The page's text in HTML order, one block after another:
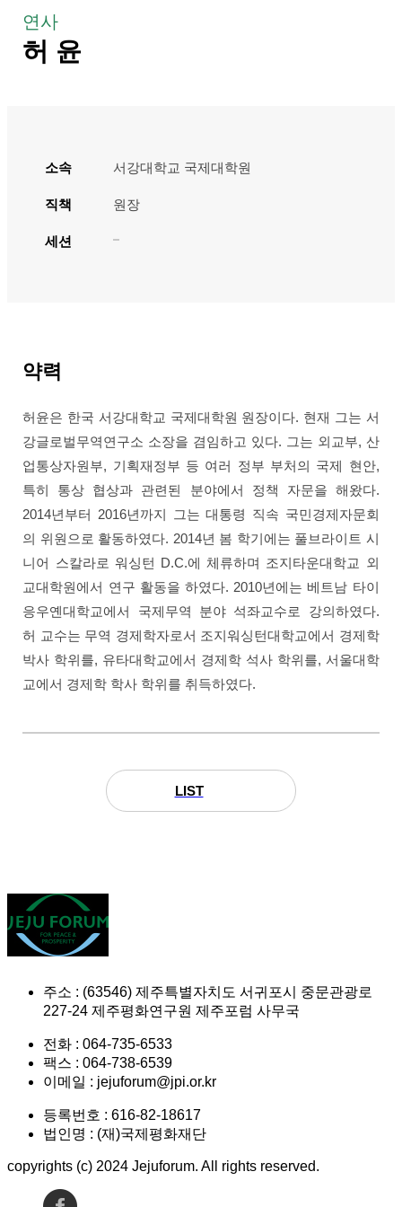
연사
허 윤
소속 서강대학교 국제대학원
직책 원장
세션
약력
허윤은 한국 서강대학교 국제대학원 원장이다. 현재 그는 서
강글로벌무역연구소 소장을 겸임하고 있다. 그는 외교부, 산
업통상자원부, 기획재정부 등 여러 정부 부처의 국제 현안,
특히 통상 협상과 관련된 분야에서 정책 자문을 해왔다.
2014년부터 2016년까지 그는 대통령 직속 국민경제자문회
의 위원으로 활동하였다. 2014년 봄 학기에는 풀브라이트 시
니어 스칼라로 워싱턴 D.C.에 체류하며 조지타운대학교 외
교대학원에서 연구 활동을 하였다. 2010년에는 베트남 타이
응우옌대학교에서 국제무역 분야 석좌교수로 강의하였다.
허 교수는 무역 경제학자로서 조지워싱턴대학교에서 경제학
박사 학위를, 유타대학교에서 경제학 석사 학위를, 서울대학
교에서 경제학 학사 학위를 취득하였다.
LIST
주소 : (63546) 제주특별자치도 서귀포시 중문관광로
227-24 제주평화연구원 제주포럼 사무국
전화 : 064-735-6533
팩스 : 064-738-6539
이메일 : jejuforum@jpi.or.kr
등록번호 : 616-82-18617
법인명 : (재)국제평화재단
copyrights (c) 2024 Jejuforum. All rights reserved.